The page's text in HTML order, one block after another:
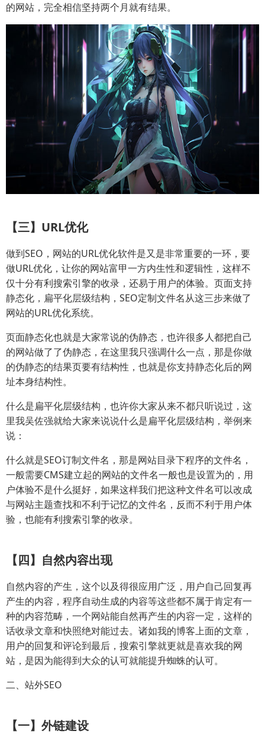
的网站，完全相信坚持两个月就有结果。
【三】URL优化
做到SEO，网站的URL优化软件是又是非常重要的一环，要
做URL优化，让你的网站富甲一方内生性和逻辑性，这样不
仅十分有利搜索引擎的收录，还易于用户的体验。页面支持
静态化，扁平化层级结构，SEO定制文件名从这三步来做了
网站的URL优化系统。
页面静态化也就是大家常说的伪静态，也许很多人都把自己
的网站做了了伪静态，在这里我只强调什么一点，那是你做
的伪静态的结果页要有结构性，也就是你支持静态化后的网
址本身结构性。
什么是扁平化层级结构，也许你大家从来不都只听说过，这
里我吴佐强就给大家来说说什么是扁平化层级结构，举例来
说：
什么就是SEO订制文件名，那是网站目录下程序的文件名，
一般需要CMS建立起的网站的文件名一般也是设置为的，用
户体验不是什么挺好，如果这样我们把这种文件名可以改成
与网站主题查找和不利于记忆的文件名，反而不利于用户体
验，也能有利搜索引擎的收录。
【四】自然内容出现
自然内容的产生，这个以及得很应用广泛，用户自己回复再
产生的内容，程序自动生成的内容等这些都不属于肯定有一
种的内容范畴，一个网站能自然再产生的内容一定，这样的
话收录文章和快照绝对能过去。诸如我的博客上面的文章，
用户的回复和评论到最后，搜索引擎就更就是喜欢我的网
站，是因为能得到大众的认可就能提升蜘蛛的认可。
二、站外SEO
【一】外链建设